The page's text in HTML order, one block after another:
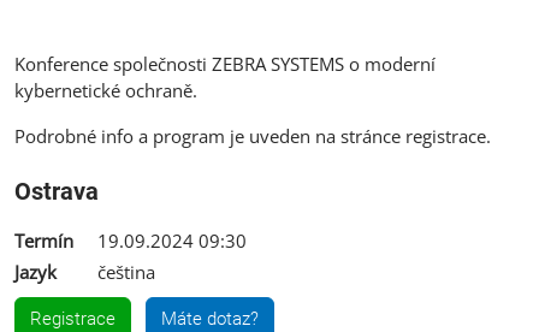
Konference společnosti ZEBRA SYSTEMS o moderní
kybernetické ochraně.
Podrobné info a program je uveden na stránce registrace.
Ostrava
Termín
19.09.2024 09:30
Jazyk
čeština
Registrace Máte dotaz?